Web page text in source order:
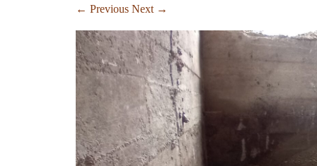
← Previous Next →